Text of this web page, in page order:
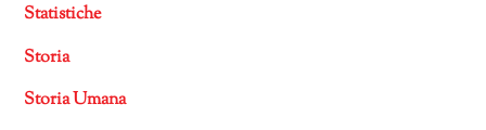
Statistiche
Storia
Storia Umana